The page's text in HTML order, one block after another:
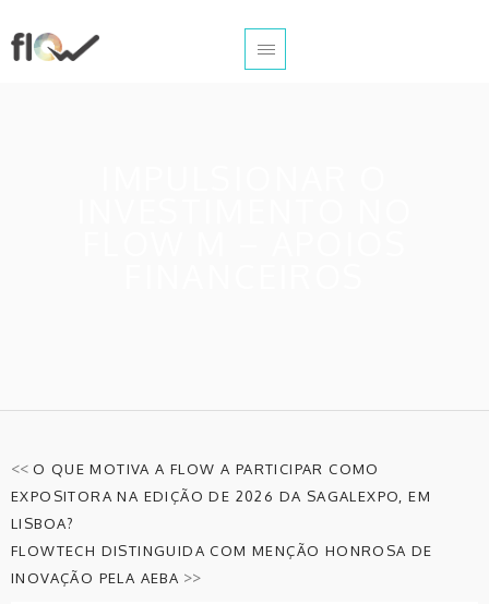
<< O QUE MOTIVA A FLOW A PARTICIPAR COMO
EXPOSITORA NA EDIÇÃO DE 2026 DA SAGALEXPO, EM
LISBOA?
FLOWTECH DISTINGUIDA COM MENÇÃO HONROSA DE
INOVAÇÃO PELA AEBA >>